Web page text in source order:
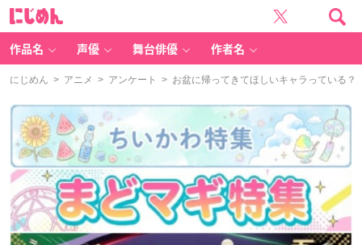
作品名 声優 舞台俳優 作者名
にじめん > アニメ > アンケート > お盆に帰ってきてほしいキャラっている？